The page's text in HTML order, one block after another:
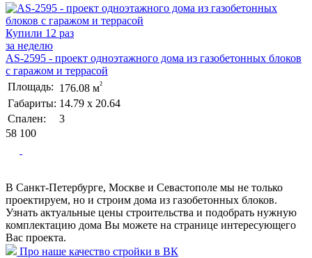
Купили 12 раз
за неделю
AS-2595 - проект одноэтажного дома из газобетонных блоков
с гаражом и террасой
Площадь: 176.08 м²
Габариты: 14.79 х 20.64
Спален:
3
58 100
В Санкт-Петербурге, Москве и Севастополе мы не только
проектируем, но и строим дома из газобетонных блоков.
Узнать актуальные цены строительства и подобрать нужную
комплектацию дома Вы можете на странице интересующего
Вас проекта.
Про наше качество стройки в ВК